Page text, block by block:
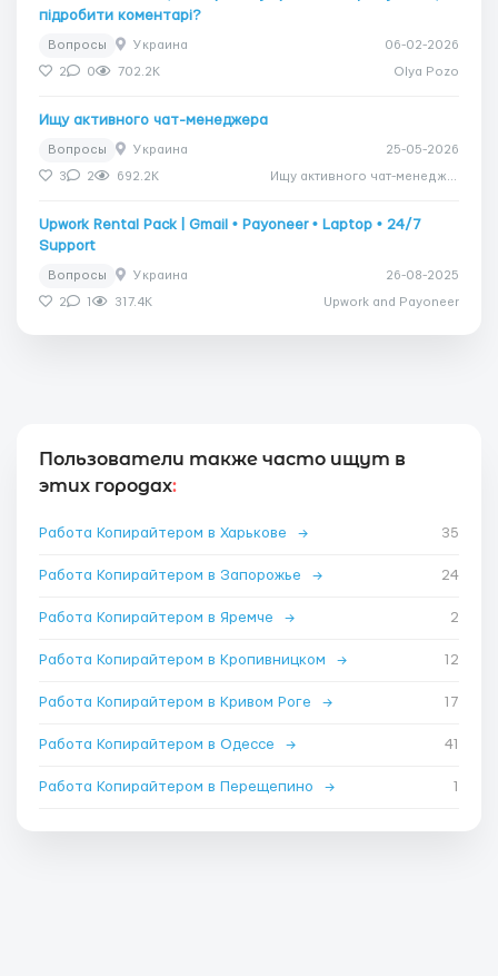
підробити коментарі?
Вопросы Украина 06-02-2026
2 0 702.2K Olya Pozo
Ищу активного чат-менеджера
Вопросы Украина 25-05-2026
3 2 692.2K
Upwork Rental Pack | Gmail • Payoneer • Laptop • 24/7
Support
Вопросы Украина 26-08-2025
2 1 317.4K Upwork and Payoneer
Пользователи также часто ищут в
этих городах:
Работа Копирайтером в Харькове → 35
Работа Копирайтером в Запорожье → 24
Работа Копирайтером в Яремче → 2
Работа Копирайтером в Кропивницком → 12
Работа Копирайтером в Кривом Роге → 17
Работа Копирайтером в Одессе → 41
Работа Копирайтером в Перещепино → 1